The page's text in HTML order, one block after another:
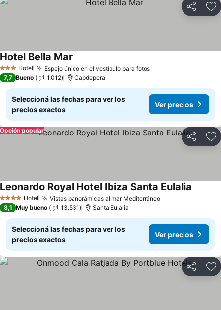
Compartir
3 Estrellas
Hotel Espejo único en el vestíbulo para fotosVer precios
Hotel Bella Mar
7,7 Bueno 1.012 Capdepera
Seleccioná las fechas para ver los
precios exactos
Ver precios
Compartir
Opción popular
4 EstrellasHotel Vistas panorámicas al mar MediterráneoVer precios
Leonardo Royal Hotel Ibiza Santa Eulalia
8,1 Muy bueno 13.531 Santa Eulalia
Seleccioná las fechas para ver los
precios exactos
Ver precios
Compartir